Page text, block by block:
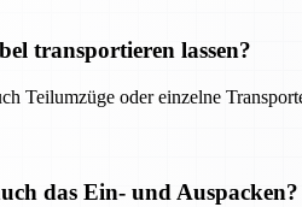
transportieren lassen?
Teilumzüge oder einzelne
das Ein- und Auspacken?